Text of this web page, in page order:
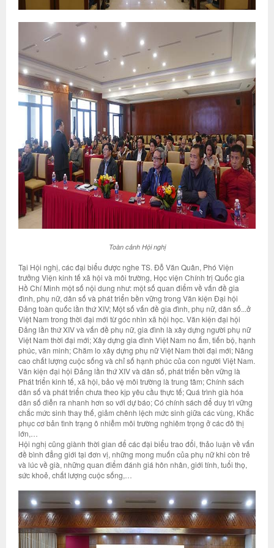
Toàn cảnh Hội nghị
Tại Hội nghị, các đại biểu được nghe TS. Đỗ Văn Quân, Phó Viện
trưởng Viện kinh tế xã hội và môi trường, Học viện Chính trị Quốc gia
Hồ Chí Minh một số nội dung như: một số quan điểm về vấn đề gia
đình, phụ nữ, dân số và phát triển bền vững trong Văn kiện Đại hội
Đảng toàn quốc lần thứ XIV; Một số vấn đề gia đình, phụ nữ, dân số...ở
Việt Nam trong thời đại mới từ góc nhìn xã hội học. Văn kiện đại hội
Đảng lần thứ XIV và vấn đề phụ nữ, gia đình là xây dựng người phụ nữ
Việt Nam thời đại mới; Xây dựng gia đình Việt Nam no ấm, tiến bộ, hạnh
phúc, văn minh; Chăm lo xây dựng phụ nữ Việt Nam thời đại mới; Nâng
cao chất lượng cuộc sống và chỉ số hạnh phúc của con người Việt Nam.
Văn kiện đại hội Đảng lần thứ XIV và dân số, phát triển bền vững là
Phát triển kinh tế, xã hội, bảo vệ môi trường là trung tâm; Chính sách
dân số và phát triển chưa theo kịp yêu cầu thực tế; Quá trình già hóa
dân số diễn ra nhanh hơn so với dự báo; Có chính sách để duy trì vững
chắc mức sinh thay thế, giảm chênh lệch mức sinh giữa các vùng, Khắc
phục cơ bản tình trạng ô nhiễm môi trường nghiêm trọng ở các đô thị
lớn,…
Hội nghị cũng giành thời gian để các đại biểu trao đổi, thảo luận về vấn
đề bình đẳng giới tại đơn vị, những mong muốn của phụ nữ khi còn trẻ
và lúc về già, những quan điểm đánh giá hôn nhân, giới tính, tuổi thọ,
sức khoẻ, chất lượng cuộc sống,…